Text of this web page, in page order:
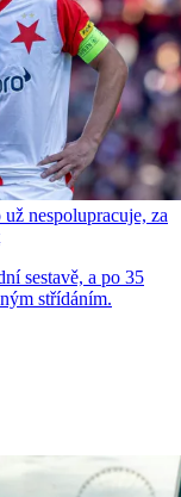
nespolupracuje, za
sestavě, a po 35
střídáním.